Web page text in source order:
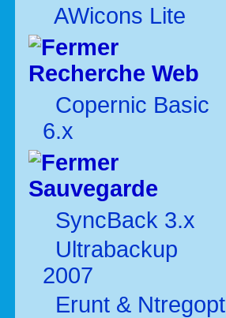
AWicons Lite
Recherche Web
Copernic Basic
6.x
Sauvegarde
SyncBack 3.x
Ultrabackup
2007
Erunt & Ntregopt